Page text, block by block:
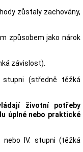
zůstaly zachovány,
způsobem jako nárok
závislost).
(středně těžká
životní potřeby
úplné nebo praktické
nebo IV. stupni (těžká